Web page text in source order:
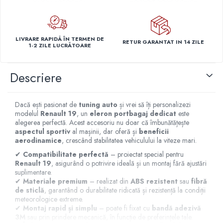
Capace r14 Opel
Capace r14 Seat
Capace r14 Skoda
Capace r14 Volvo
Capace roti marimea 15'
Capace r15 Alfa Romeo
Capace r15 Audi
Capace r15 BMW
Capace r15 Chevrolet
Capace r15 Citroen
Capace r15 Dacia
Capace r15 Daewo
Capace r15 Ford
LIVRARE RAPIDĂ ÎN TERMEN DE
1-2 ZILE LUCRĂTOARE
RETUR GARANTAT IN 14 ZILE
Descriere
Dacă ești pasionat de tuning auto și vrei să îți personalizezi
modelul Renault 19, un eleron portbagaj dedicat este
alegerea perfectă. Acest accesoriu nu doar că îmbunătățește
aspectul sportival mașinii, dar oferă și beneficii
aerodinamice, crescând stabilitatea vehiculului la viteze mari.
✔ Compatibilitate perfectă – proiectat special pentru
Renault 19, asigurând o potrivire ideală și un montaj fără ajustări
suplimentare.
✔ Materiale premium – realizat din ABS rezistent sau fibră
de sticlă, garantând o durabilitate ridicată și rezistență la condiții
meteorologice extreme.
✔ Montaj rapid și simplu – poate fi fixat cu bandă adezivă